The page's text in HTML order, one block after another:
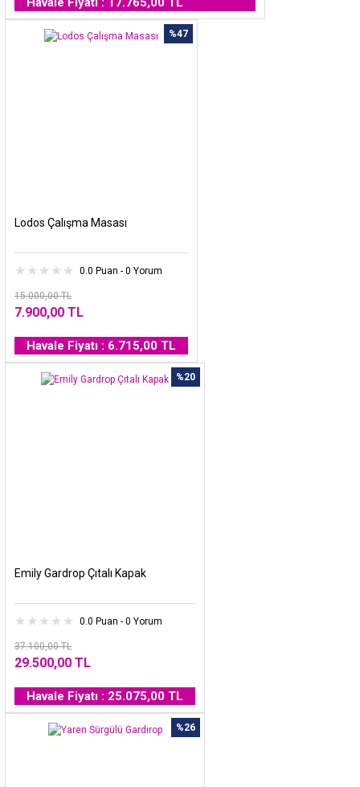
%47
Lodos Çalışma Masası
0.0 Puan - 0 Yorum
15.000,00 TL
7.900,00 TL
Havale Fiyatı : 6.715,00 TL
%20
Emily Gardrop Çıtalı Kapak
0.0 Puan - 0 Yorum
37.100,00 TL
29.500,00 TL
Havale Fiyatı : 25.075,00 TL
%26